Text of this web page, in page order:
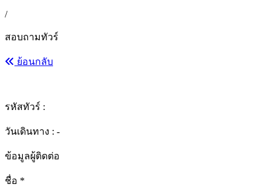
/
สอบถามทัวร์
ย้อนกลับ
รหัสทัวร์ :
วันเดินทาง : -
ข้อมูลผู้ติดต่อ
ชื่อ *